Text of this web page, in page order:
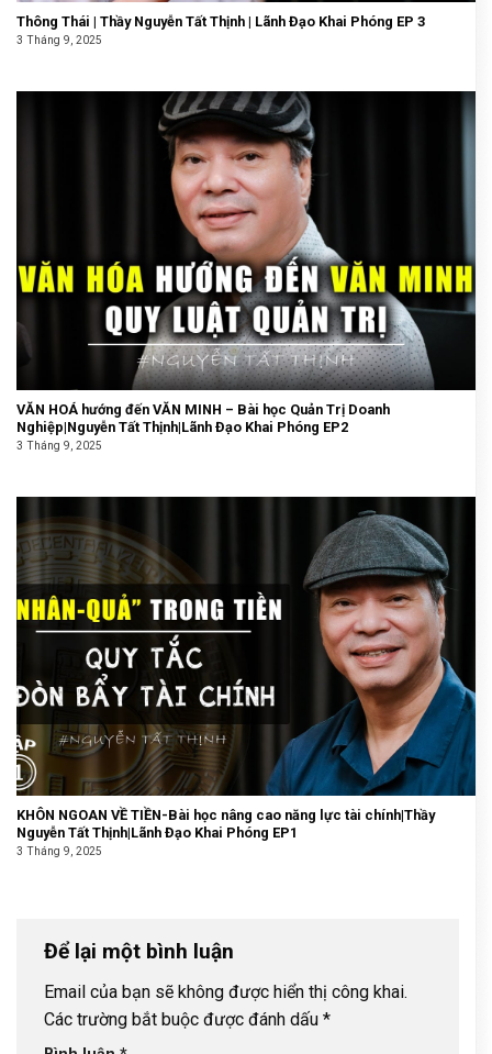
Thông Thái | Thầy Nguyễn Tất Thịnh | Lãnh Đạo Khai Phóng EP 3
3 Tháng 9, 2025
VĂN HOÁ hướng đến VĂN MINH – Bài học Quản Trị Doanh
Nghiệp|Nguyễn Tất Thịnh|Lãnh Đạo Khai Phóng EP2
3 Tháng 9, 2025
KHÔN NGOAN VỀ TIỀN-Bài học nâng cao năng lực tài chính|Thầy
Nguyễn Tất Thịnh|Lãnh Đạo Khai Phóng EP1
3 Tháng 9, 2025
Để lại một bình luận
Email của bạn sẽ không được hiển thị công khai.
Các trường bắt buộc được đánh dấu *